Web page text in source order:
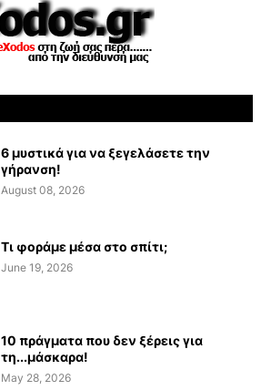
6 μυστικά για να ξεγελάσετε την
γήρανση!
August 08, 2026
Τι φοράμε μέσα στο σπίτι;
June 19, 2026
10 πράγματα που δεν ξέρεις για
τη...μάσκαρα!
May 28, 2026